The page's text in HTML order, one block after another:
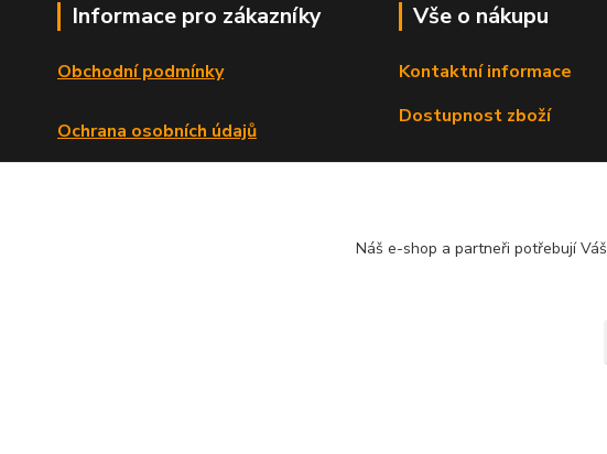
Informace pro zákazníky
Obchodní podmínky
Ochrana osobních údajů
Vše o nákupu
Kontaktní informace
Dostupnost zboží
Náš e-shop a partneři potřebují Váš